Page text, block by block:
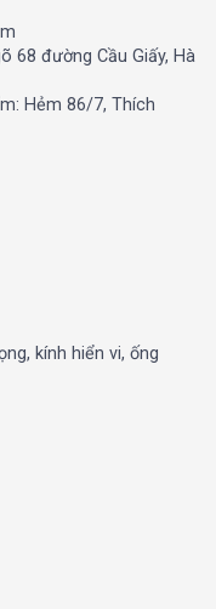
68 đường Cầu Giấy, Hà
Hẻm 86/7, Thích
kính hiển vi, ống